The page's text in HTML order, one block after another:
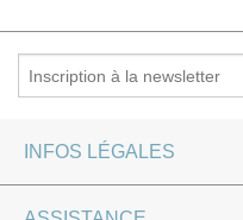
INFOS LÉGALES